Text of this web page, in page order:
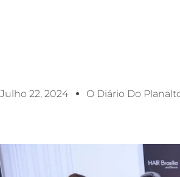
Julho 22, 2024 O Diário Do